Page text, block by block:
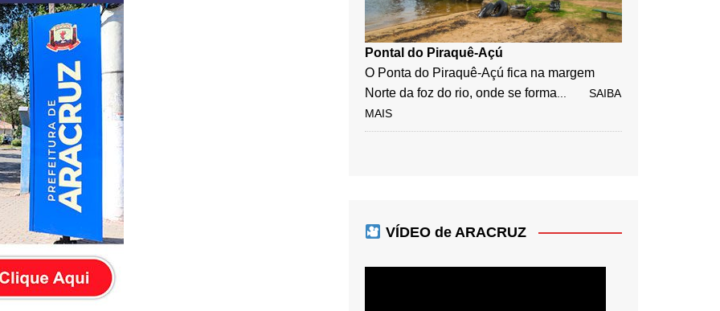
Pontal do Piraquê-Açú
O Ponta do Piraquê-Açú fica na margem
Norte da foz do rio, onde se forma ... SAIBA
MAIS
VÍDEO de ARACRUZ